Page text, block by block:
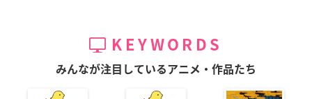
KEYWORDS
みんなが注目しているアニメ・作品たち